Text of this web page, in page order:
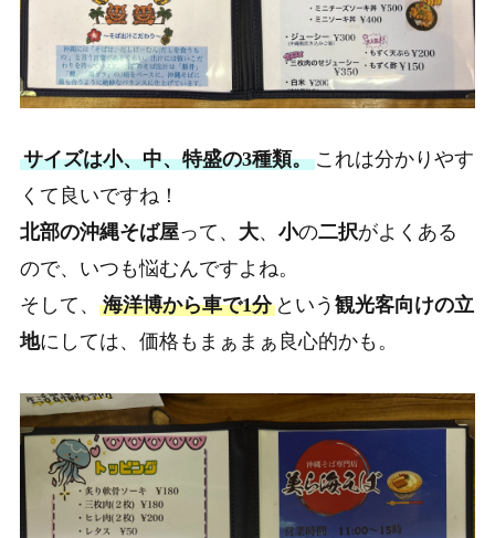
サイズは小、中、特盛の3種類。これは分かりやす
くて良いですね！
北部の沖縄そば屋って、 大、 小の二択がよくある
ので、いつも悩むんですよね。
そして、
海洋博から車で1分という 観光客向けの立
地にしては、価格もまぁまぁ良心的かも。